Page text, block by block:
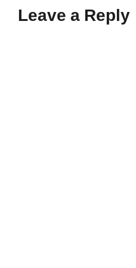
Leave a Reply